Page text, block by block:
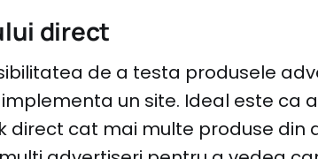
direct
de a testa produsele
un site. Ideal este ca
direct cat mai multe produse din